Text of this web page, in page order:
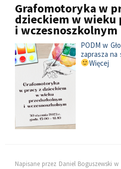
Grafomotoryka w
dzieckiem w wieku
i wczesnoszkolnym
PODM w
zaprasza
Więcej
Napisane przez Daniel Boguszewskiw